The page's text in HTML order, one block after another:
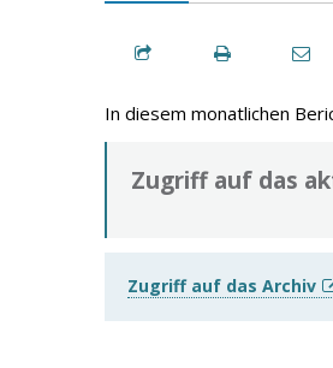
In diesem monatlichen
Zugriff auf das
Zugriff auf das Archiv